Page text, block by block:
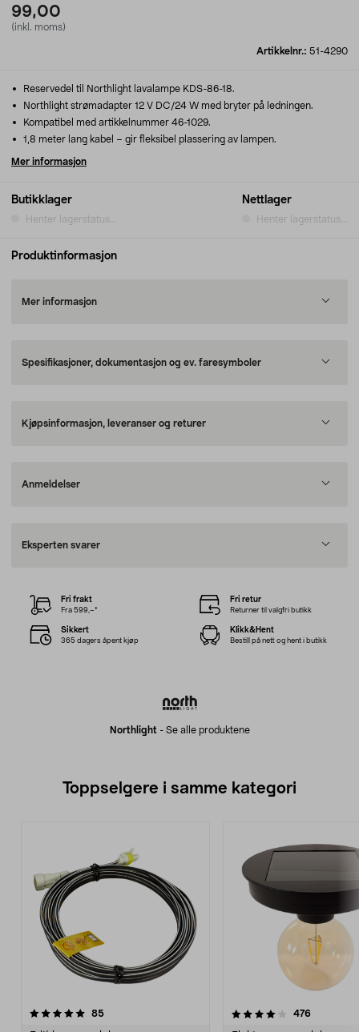
99,00
(inkl. moms)
Artikkelnr.: 51-4290
Butikklager
Henter lagerstatus...
Nettlager
Henter lagerstatus...
Reservedel til Northlight lavalampe KDS-86-18.
Northlight strømadapter 12 V DC/24 W med bryter på ledningen.
Kompatibel med artikkelnummer 46-1029.
1,8 meter lang kabel – gir fleksibel plassering av lampen.
Mer informasjon
Produktinformasjon
Mer informasjon
Spesifikasjoner, dokumentasjon og ev. faresymboler
Kjøpsinformasjon, leveranser og returer
Anmeldelser
Eksperten svarer
Northlight - Se alle produktene
Fri frakt
Fra 599,–*
Fri retur
Returner til valgfri butikk
Sikkert
365 dagers åpent kjøp
Klikk&Hent
Bestill på nett og hent i butikk
Toppselgere i samme kategori
85anmeldelser
4.0 av 5 stjerner 476
4.5 av 5 stjerner